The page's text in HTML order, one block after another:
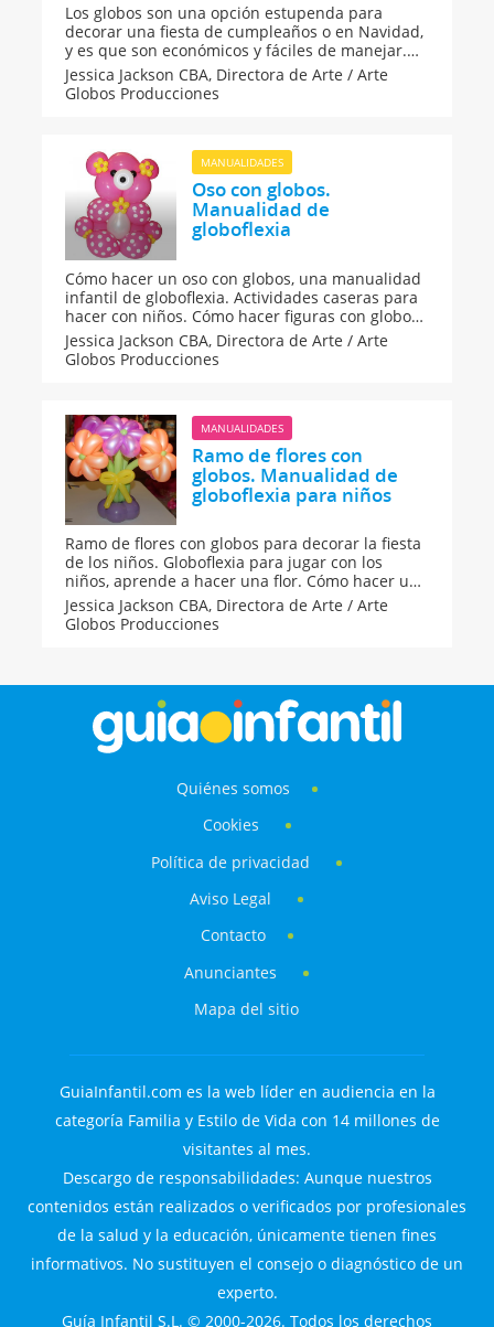
Los globos son una opción estupenda para
decorar una fiesta de cumpleaños o en Navidad,
y es que son económicos y fáciles de manejar.
En Guiainfantil.com te proponemos elaborar una
bonita estrela con un globo para coronar el
árbol de Navidad, para colocar encima de los
Jessica Jackson CBA, Directora de Arte / Arte
Globos Producciones
MANUALIDADES
Oso con globos.
Manualidad de
globoflexia
Cómo hacer un oso con globos, una manualidad
infantil de globoflexia. Actividades caseras para
hacer con niños. Cómo hacer figuras con globos.
El arte de la globoflexia.
Jessica Jackson CBA, Directora de Arte / Arte
Globos Producciones
MANUALIDADES
Ramo de flores con
globos. Manualidad de
globoflexia para niños
Ramo de flores con globos para decorar la fiesta
de los niños. Globoflexia para jugar con los
niños, aprende a hacer una flor. Cómo hacer una
flor con globos paso a paso. Manualidad de flor
de globoflexia para niños en Guiainfantil.com.
Jessica Jackson CBA, Directora de Arte / Arte
Globos Producciones
Quiénes somos
Cookies
Política de privacidad
Aviso Legal
Contacto
Anunciantes
Mapa del sitio
GuiaInfantil.com es la web líder en audiencia en la
categoría Familia y Estilo de Vida con 14 millones de
visitantes al mes.
Descargo de responsabilidades: Aunque nuestros
contenidos están realizados o verificados por profesionales
de la salud y la educación, únicamente tienen fines
informativos. No sustituyen el consejo o diagnóstico de un
experto.
Guía Infantil S.L. © 2000-2026. Todos los derechos